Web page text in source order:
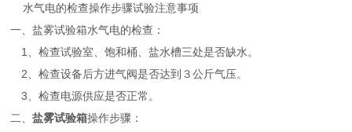
水气电的检查操作步骤试验注意事项
一、盐雾试验箱水气电的检查：
1、检查试验室、饱和桶、盐水槽三处是否缺水。
2、检查设备后方进气阀是否达到３公斤气压。
3、检查电源供应是否正常。
二、盐雾试验箱操作步骤：